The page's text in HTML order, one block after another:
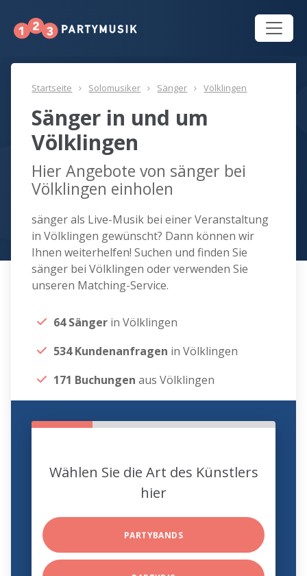
Startseite Solomusiker Sänger Völklingen
Sänger in und um
Völklingen
Hier Angebote von sänger bei
Völklingen einholen
sänger als Live-Musik bei einer Veranstaltung
in Völklingen gewünscht? Dann können wir
Ihnen weiterhelfen! Suchen und finden Sie
sänger bei Völklingen oder verwenden Sie
unseren Matching-Service.
64 Sänger in Völklingen
534 Kundenanfragen in Völklingen
171 Buchungen aus Völklingen
Wählen Sie die Art des Künstlers
hier
PARTYBANDS